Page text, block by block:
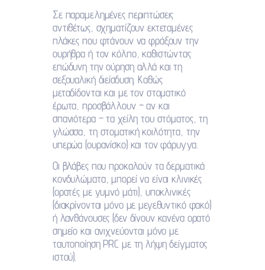
Σε παραμελημένες περιπτώσεις
αντιθέτως, σχηματίζουν εκτεταμένες
πλάκες που φτάνουν να φράξουν την
ουρήθρα ή τον κόλπο, καθιστώντας
επώδυνη την ούρηση αλλά και τη
σεξουαλική διείσδυση. Καθώς
μεταδίδονται και με τον στοματικό
έρωτα, προσβάλλουν – αν και
σπανιότερα – τα χείλη του στόματος, τη
γλώσσα, τη στοματική κοιλότητα, την
υπερώα (ουρανίσκο) και τον φάρυγγα.
Οι βλάβες που προκαλούν τα δερματικά
κονδυλώματα, μπορεί να είναι κλινικές
(ορατές με γυμνό μάτι), υποκλινικές
(διακρίνονται μόνο με μεγεθυντικό φακό)
ή λανθάνουσες (δεν δίνουν κανένα ορατό
σημείο και ανιχνεύονται μόνο με
ταυτοποίηση PRC με τη λήψη δείγματος
ιστού).